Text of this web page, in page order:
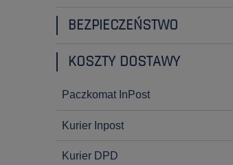
BEZPIECZEŃSTWO
KOSZTY DOSTAWY
Paczkomat InPost
Kurier Inpost
Kurier DPD